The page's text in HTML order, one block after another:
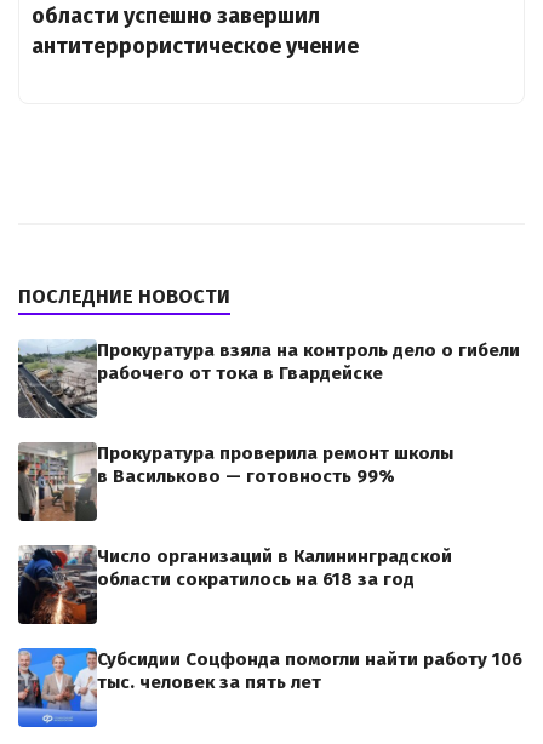
области успешно завершил
антитеррористическое учение
ПОСЛЕДНИЕ НОВОСТИ
Прокуратура взяла на контроль дело о гибели
рабочего от тока в Гвардейске
Прокуратура проверила ремонт школы
в Васильково — готовность 99%
Число организаций в Калининградской
области сократилось на 618 за год
Субсидии Соцфонда помогли найти работу 106
тыс. человек за пять лет